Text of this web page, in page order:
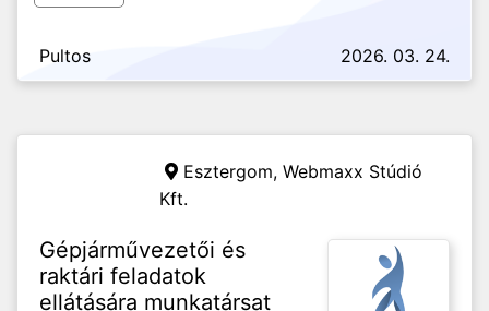
Pultos 2026. 03. 24.
Esztergom, Webmaxx Stúdió
Kft.
Gépjárművezetői és
raktári feladatok
ellátására munkatársat